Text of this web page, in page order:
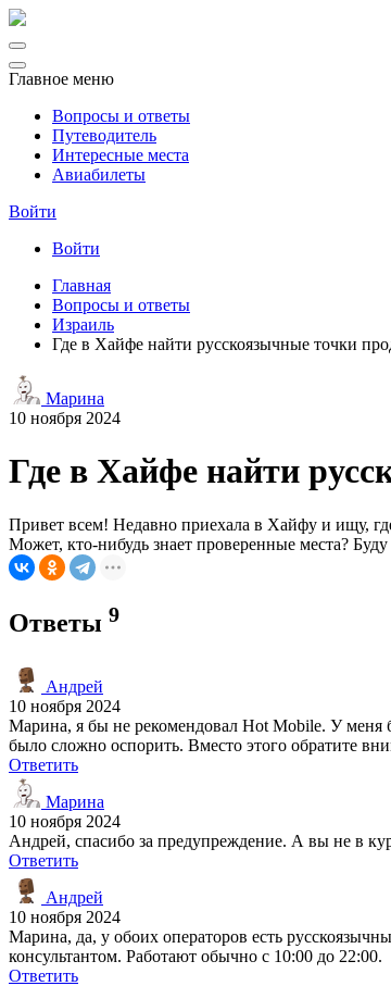
Главное меню
Вопросы и ответы
Путеводитель
Интересные места
Авиабилеты
Войти
Войти
Главная
Вопросы и ответы
Израиль
Где в Хайфе найти русскоязычные точки
Марина
10 ноября 2024
Где в Хайфе найти
Привет всем! Недавно приехала в Хайфу и ищу,
Может, кто-нибудь знает проверенные места?
Ответы 9
Андрей
10 ноября 2024
Марина, я бы не рекомендовал Hot Mobile. У меня
было сложно оспорить. Вместо этого обратите
Ответить
Марина
10 ноября 2024
Андрей, спасибо за предупреждение. А вы не в
Ответить
Андрей
10 ноября 2024
Марина, да, у обоих операторов есть
консультантом. Работают обычно с 10:00 до 22:00.
Ответить